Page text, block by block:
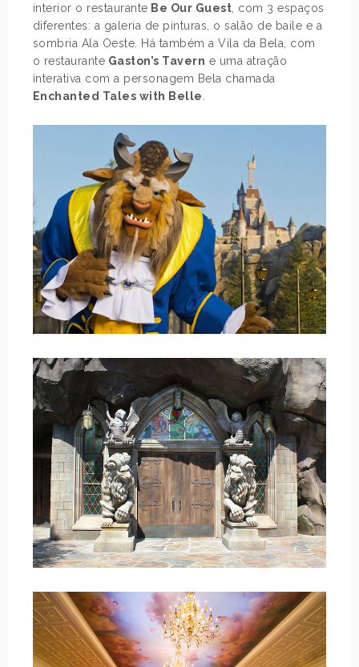
interior o restaurante Be Our Guest , com 3 espaços
diferentes: a galeria de pinturas, o salão de baile e a
sombria Ala Oeste. Há também a Vila da Bela, com
o restaurante Gaston’s Tavern e uma atração
interativa com a personagem Bela chamada
Enchanted Tales with Belle